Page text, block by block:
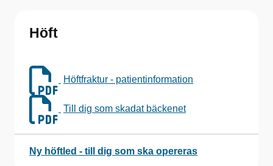
Höft
Höftfraktur - patientinformation
Till dig som skadat bäckenet
Ny höftled - till dig som ska opereras